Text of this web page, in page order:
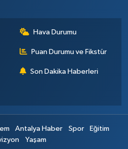
Hava Durumu
Puan Durumu ve Fikstür
Son Dakika Haberleri
Antalya Haber Spor
Eğitim
Yaşam